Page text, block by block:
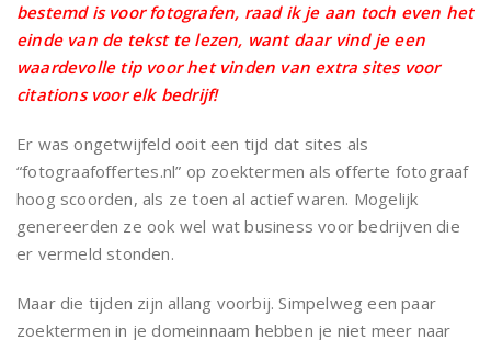
bestemd is voor fotografen, raad ik je aan toch even het
einde van de tekst te lezen, want daar vind je een
waardevolle tip voor het vinden van extra sites voor
citations voor elk bedrijf!
Er was ongetwijfeld ooit een tijd dat sites als
“fotograafoffertes.nl” op zoektermen als offerte fotograaf
hoog scoorden, als ze toen al actief waren. Mogelijk
genereerden ze ook wel wat business voor bedrijven die
er vermeld stonden.
Maar die tijden zijn allang voorbij. Simpelweg een paar
zoektermen in je domeinnaam hebben je niet meer naar